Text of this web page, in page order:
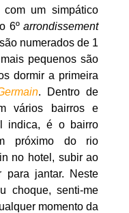
um simpático
6ºarrondissement
numerados de 1
pequenos são
dormir a primeira
. Dentro de
vários bairros e
indica, é o bairro
próximo do rio
no hotel, subir ao
para jantar. Neste
choque, senti-me
momento da